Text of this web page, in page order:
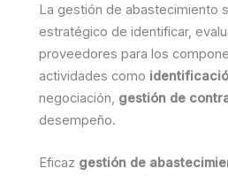
La gestión de abastecimiento
estratégico de identificar,
proveedores para los
actividades como
negociación, gestión de
desempeño.
Eficaz gestión de